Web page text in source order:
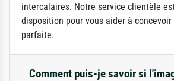
intercalaires. Notre service clientèle
disposition pour vous aider à
parfaite.
Comment puis-je savoir si